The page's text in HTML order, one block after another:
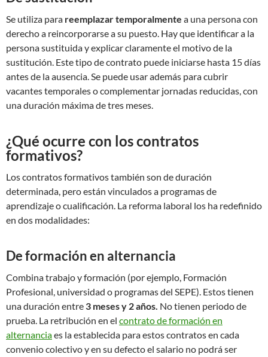
Se utiliza para reemplazar temporalmente a una persona con
derecho a reincorporarse a su puesto. Hay que identificar a la
persona sustituida y explicar claramente el motivo de la
sustitución. Este tipo de contrato puede iniciarse hasta 15 días
antes de la ausencia. Se puede usar además para cubrir
vacantes temporales o complementar jornadas reducidas, con
una duración máxima de tres meses.
¿Qué ocurre con los contratos
formativos?
Los contratos formativos también son de duración
determinada, pero están vinculados a programas de
aprendizaje o cualificación. La reforma laboral los ha redefinido
en dos modalidades:
De formación en alternancia
Combina trabajo y formación (por ejemplo, Formación
Profesional, universidad o programas del SEPE). Estos tienen
una duración entre 3 meses y 2 años. No tienen periodo de
prueba. La retribución en el contrato de formación en
alternanciaes la establecida para estos contratos en cada
convenio colectivo y en su defecto el salario no podrá ser